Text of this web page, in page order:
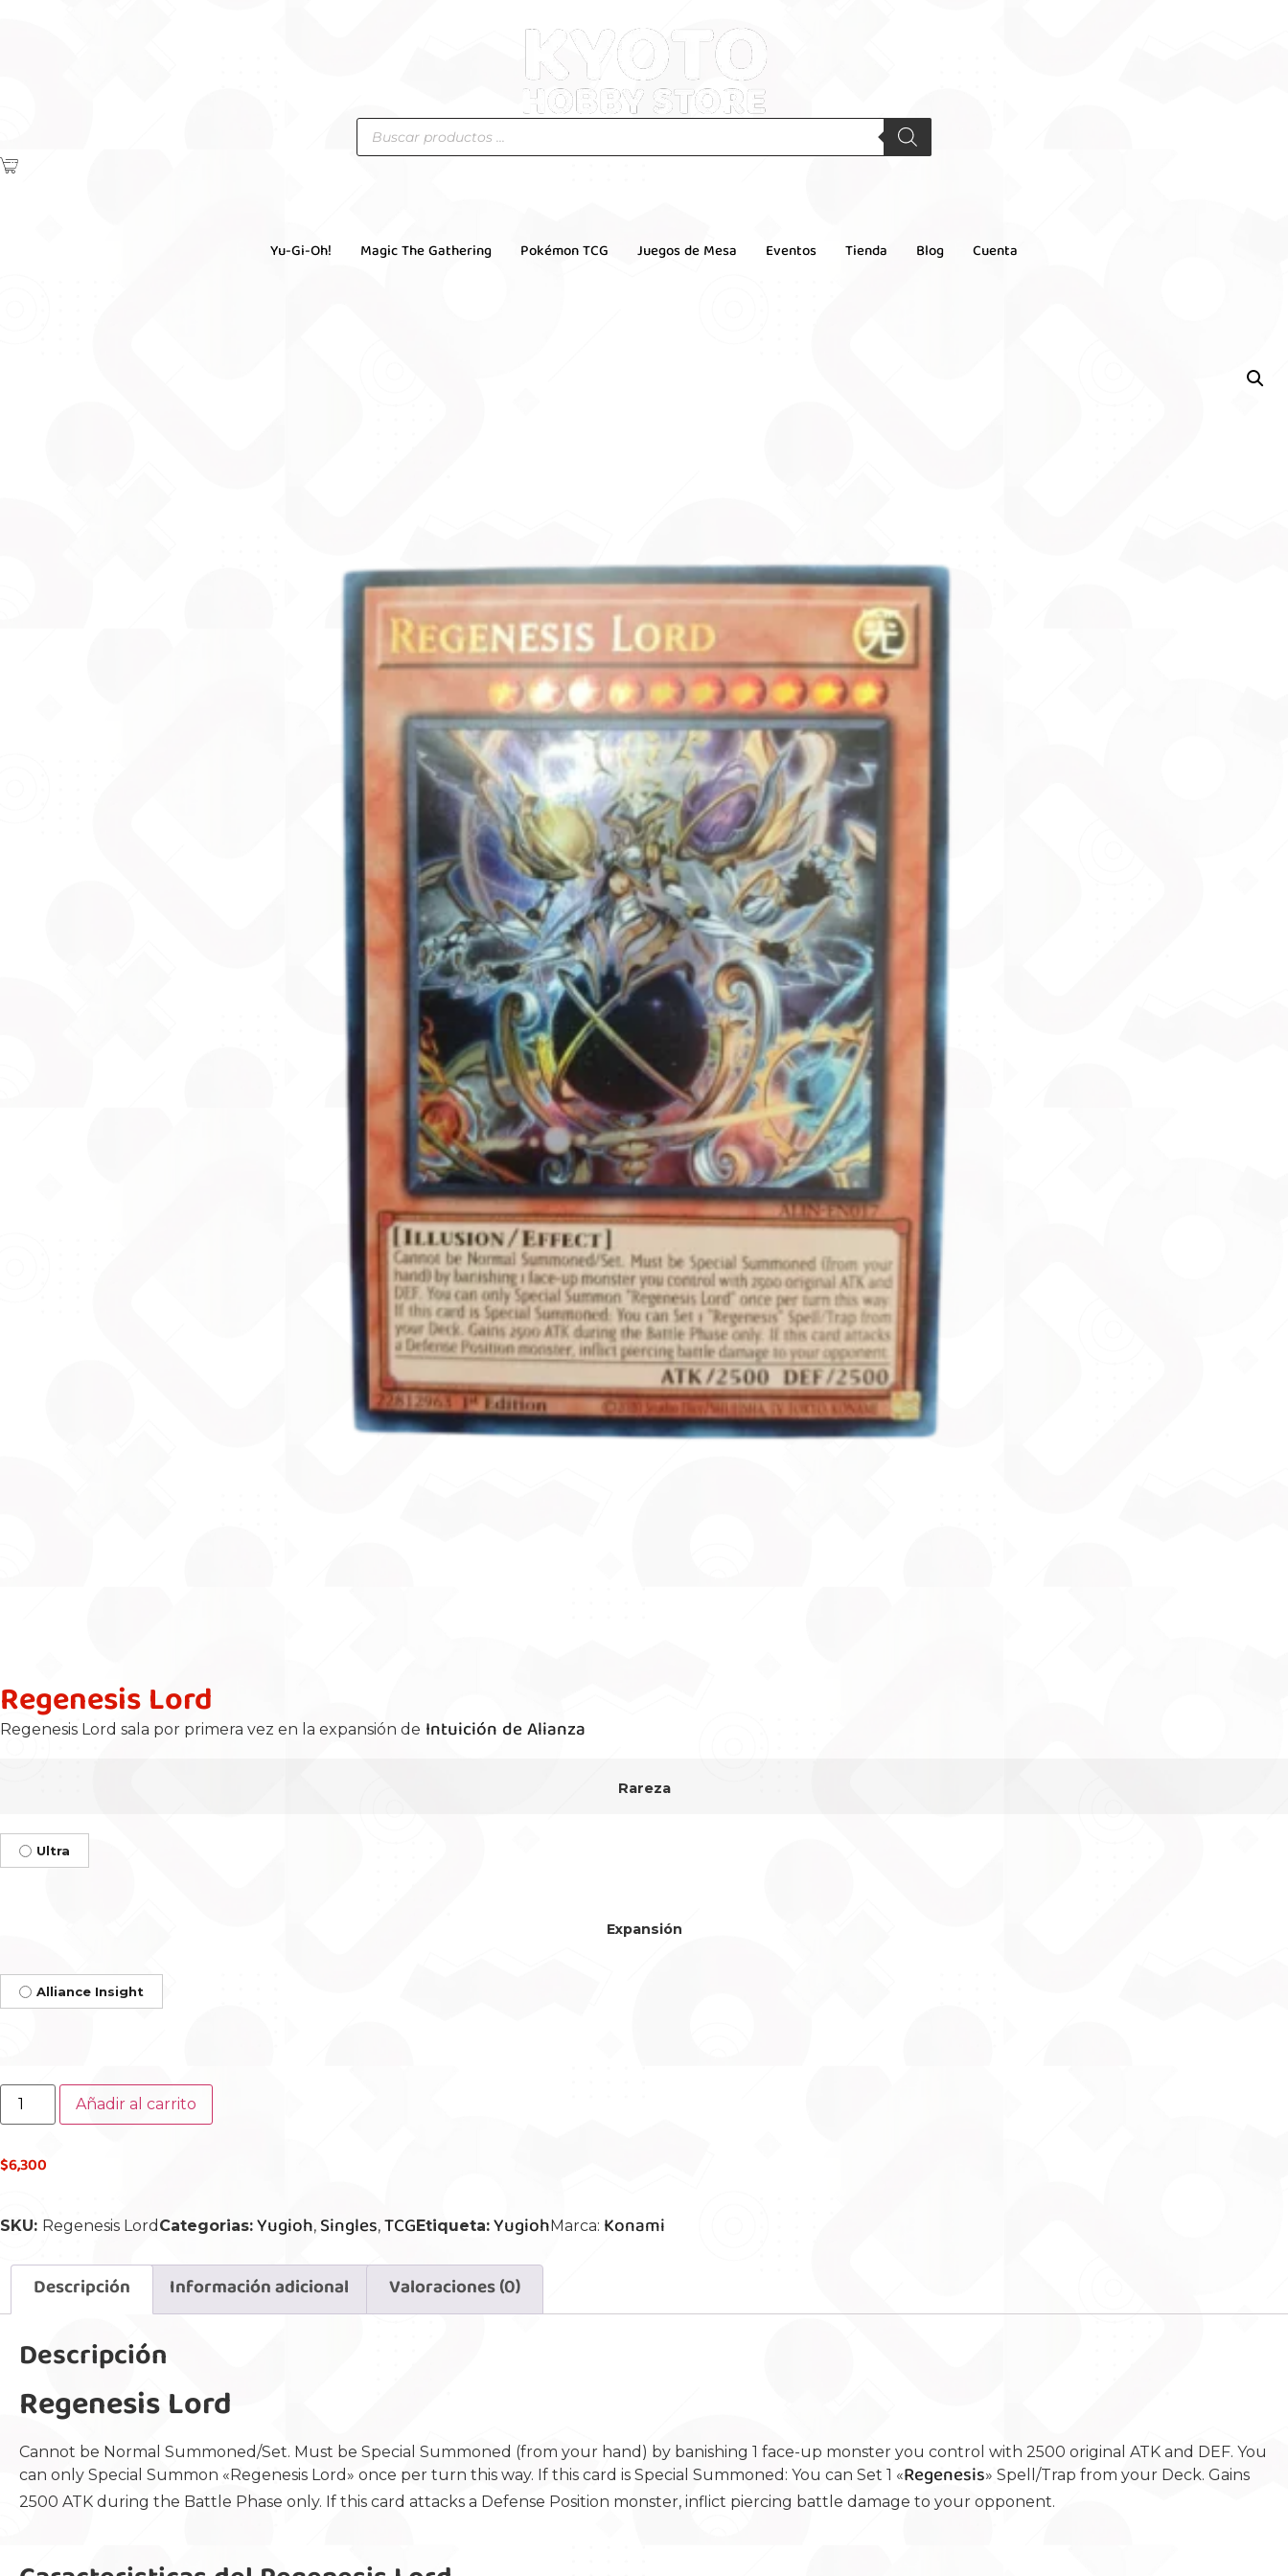
Yu-Gi-Oh! Magic The Gathering Pokémon TCG Juegos de Mesa Eventos Tienda Blog Cuenta
Regenesis Lord
Regenesis Lord sala por primera vez en la expansión de Intuición de Alianza
Rareza
Ultra
Expansión
Alliance Insight
Añadir al carrito
$6,300
SKU: Regenesis Lord Categorias: Yugioh, Singles, TCG Etiqueta: Yugioh Marca: Konami
Descripción
Información adicional Valoraciones (0)
Descripción
Regenesis Lord
Cannot be Normal Summoned/Set. Must be Special Summoned (from your hand) by banishing 1 face-up monster you control with 2500 original ATK and DEF. You
can only Special Summon «Regenesis Lord» once per turn this way. If this card is Special Summoned: You can Set 1 «Regenesis» Spell/Trap from your Deck. Gains
2500 ATK during the Battle Phase only. If this card attacks a Defense Position monster, inflict piercing battle damage to your opponent.